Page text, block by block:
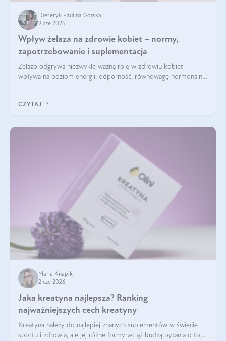
Dietetyk Paulina Górska
9 cze 2026
Wpływ żelaza na zdrowie kobiet – normy,
zapotrzebowanie i suplementacja
Żelazo odgrywa niezwykle ważną rolę w zdrowiu kobiet –
wpływa na poziom energii, odporność, równowagę hormonalną
zawrotów głowy czy problemów z
CZYTAJ
Maria Knapik
2 cze 2026
Jaka kreatyna najlepsza? Ranking
najważniejszych cech kreatyny
Kreatyna należy do najlepiej znanych suplementów w świecie
sportu i zdrowia, ale jej różne formy wciąż budzą pytania o to,